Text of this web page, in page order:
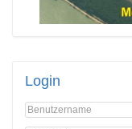
Login